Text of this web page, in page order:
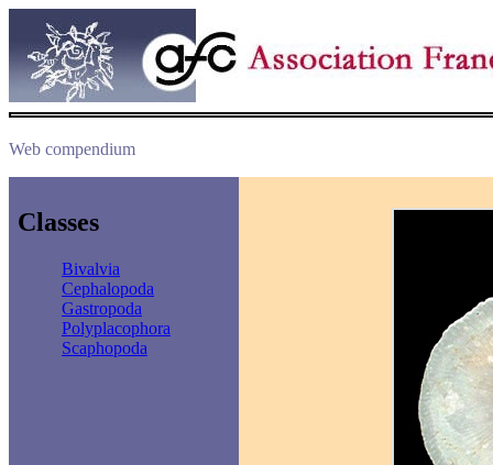
Web compendium
Classes
Bivalvia
Cephalopoda
Gastropoda
Polyplacophora
Scaphopoda